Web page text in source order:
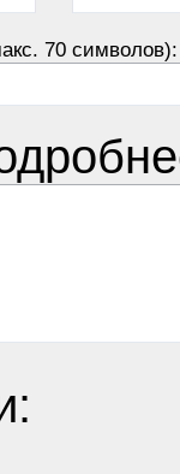
70 символов):